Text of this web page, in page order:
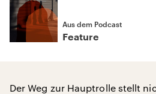
Aus dem Podcast
Feature
Der Weg zur Hauptrolle stellt